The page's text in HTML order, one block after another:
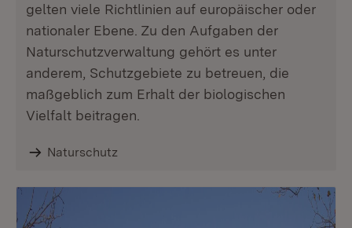
gelten viele Richtlinien auf europäischer oder
nationaler Ebene. Zu den Aufgaben der
Naturschutzverwaltung gehört es unter
anderem, Schutzgebiete zu betreuen, die
maßgeblich zum Erhalt der biologischen
Vielfalt beitragen.
Naturschutz